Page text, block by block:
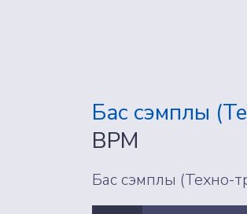
Бас сэмплы
BPM
Бас сэмплы (Техно-